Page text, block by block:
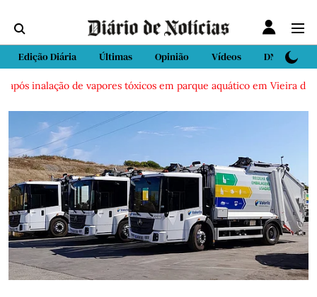
Edição Diária Últimas Opinião Vídeos DN Sport
inalação de vapores tóxicos em parque aquático em Vieira de